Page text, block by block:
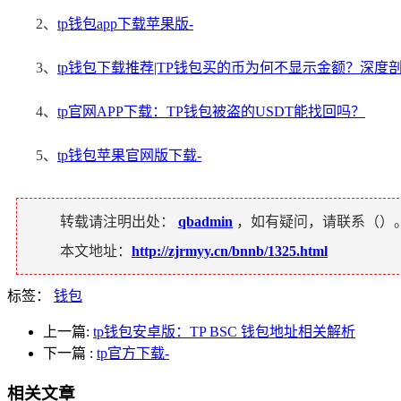
2、 tp钱包app下载苹果版-
3、 tp钱包下载推荐|TP钱包买的币为何不显示金额？深度
4、 tp官网APP下载：TP钱包被盗的USDT能找回吗？
5、 tp钱包苹果官网版下载-
转载请注明出处： qbadmin ，如有疑问，请联系（）。
本文地址： http://zjrmyy.cn/bnnb/1325.html
标签： 钱包
上一篇: tp钱包安卓版：TP BSC 钱包地址相关解析
下一篇 : tp官方下载-
相关文章